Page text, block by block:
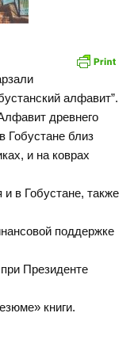
алфавит”.
древнего
Гобустане близ
и на коврах
в Гобустане, также
поддержке
Президенте
книги.